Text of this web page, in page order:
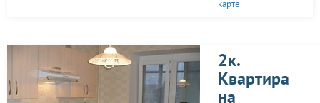
карте
2к.
Квартира
на